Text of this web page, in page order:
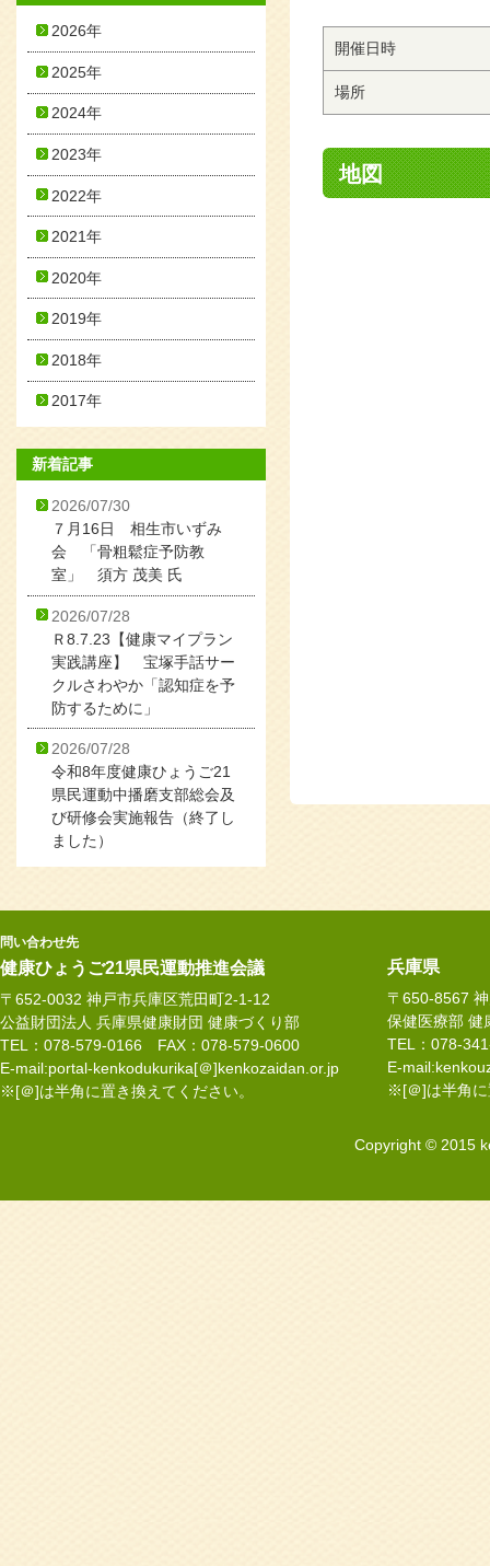
開催日時
場所
地図
2026年
2025年
2024年
2023年
2022年
2021年
2020年
2019年
2018年
2017年
新着記事
2026/07/30
７月16日 相生市いずみ
会 「骨粗鬆症予防教
室」 須方 茂美 氏
2026/07/28
Ｒ8.7.23【健康マイプラン
実践講座】 宝塚手話サー
クルさわやか「認知症を予
防するために」
2026/07/28
令和8年度健康ひょうご21
県民運動中播磨支部総会及
び研修会実施報告（終了し
ました）
問い合わせ先
健康ひょうご21県民運動推進会議
〒652-0032 神戸市兵庫区荒田町2-1-12
公益財団法人 兵庫県健康財団 健康づくり部
TEL：078-579-0166 FAX：078-579-0600
E-mail:portal-kenkodukurika[＠]kenkozaidan.or.jp
※[＠]は半角に置き換えてください。
兵庫県
〒650-8567
保健医療部 健
TEL：078-
E-
※[＠]は半角に
Copyright © 2015